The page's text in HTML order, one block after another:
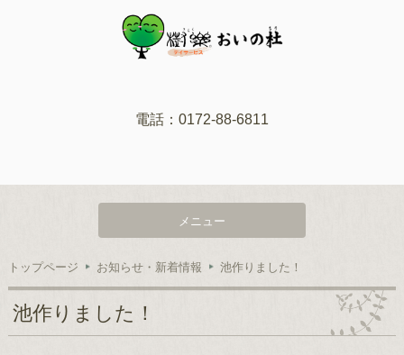
電話：0172-88-6811
メニュー
トップページ お知らせ・新着情報 池作りました！
池作りました！